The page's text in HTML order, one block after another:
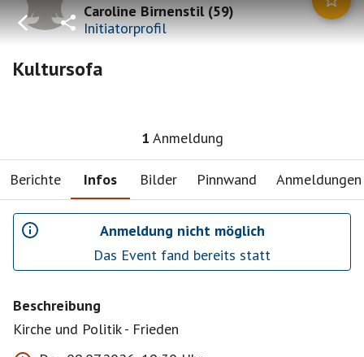
Caroline Birnenstil(59)
Initiatorprofil
Kultursofa
1 Anmeldung
Berichte Infos Bilder Pinnwand Anmeldungen
Anmeldung nicht möglich
Das Event fand bereits statt
Beschreibung
Kirche und Politik - Frieden